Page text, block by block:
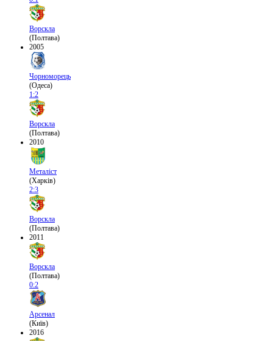
Ворскла
(Полтава)
2005
Чорноморець
(Одеса)
1:2
Ворскла
(Полтава)
2010
Металіст
(Харків)
2:3
Ворскла
(Полтава)
2011
Ворскла
(Полтава)
0:2
Арсенал
(Київ)
2016